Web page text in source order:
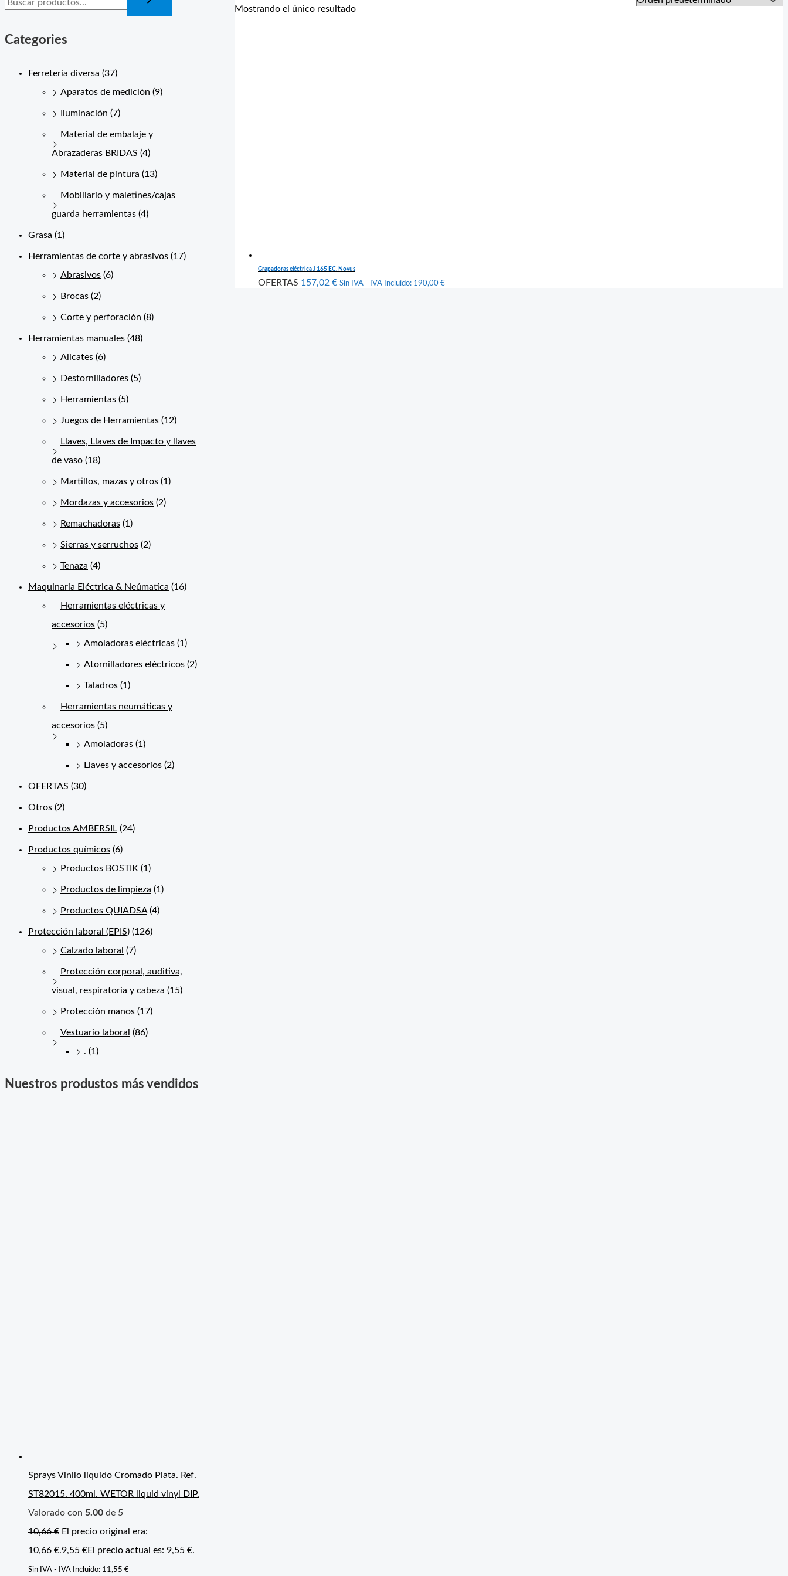
Categories
Ferretería diversa (37)
Aparatos de medición (9)
Iluminación (7)
Material de embalaje y
Abrazaderas BRIDAS (4)
Material de pintura (13)
Mobiliario y maletines/cajas
guarda herramientas (4)
Grasa (1)
Herramientas de corte y abrasivos (17)
Abrasivos (6)
Brocas (2)
Corte y perforación (8)
Herramientas manuales (48)
Alicates (6)
Destornilladores (5)
Herramientas (5)
Juegos de Herramientas (12)
Llaves, Llaves de Impacto y llaves
de vaso (18)
Martillos, mazas y otros (1)
Mordazas y accesorios (2)
Remachadoras (1)
Sierras y serruchos (2)
Tenaza (4)
Maquinaria Eléctrica & Neúmatica (16)
Herramientas eléctricas y
accesorios (5)
Amoladoras eléctricas (1)
Atornilladores eléctricos (2)
Taladros (1)
Herramientas neumáticas y
accesorios (5)
Amoladoras (1)
Llaves y accesorios (2)
OFERTAS (30)
Otros (2)
Productos AMBERSIL (24)
Productos químicos (6)
Productos BOSTIK (1)
Productos de limpieza (1)
Productos QUIADSA (4)
Protección laboral (EPIS) (126)
Calzado laboral (7)
Protección corporal, auditiva,
visual, respiratoria y cabeza (15)
Protección manos (17)
Vestuario laboral (86)
. (1)
Nuestros produstos más vendidos
Sprays Vinilo líquido Cromado Plata. Ref.
ST82015. 400ml. WETOR liquid vinyl DIP.
Valorado con 5.00 de 5
10,66€ El precio original era:
10,66 €.9,55 €El precio actual es: 9,55 €.
Sin IVA - IVA Incluido: 11,55 €
Mostrando el único resultado
Grapadoras eléctrica J 165 EC. Novus
OFERTAS 157,02 € Sin IVA - IVA Incluido: 190,00 €